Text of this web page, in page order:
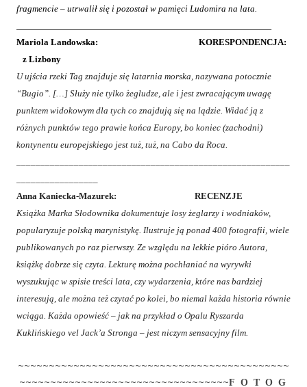
fragmencie – utrwalił się i pozostał w pamięci Ludomira na lata.
Mariola Landowska: KORESPONDENCJA:
z Lizbony
U ujścia rzeki Tag znajduje się latarnia morska, nazywana potocznie
“Bugio”. […] Służy nie tylko żegludze, ale i jest zwracającym uwagę
punktem widokowym dla tych co znajdują się na lądzie. Widać ją z
różnych punktów tego prawie końca Europy, bo koniec (zachodni)
kontynentu europejskiego jest tuż, tuż, na Cabo da Roca.
Anna Kaniecka-Mazurek: RECENZJE
Książka Marka Słodownika dokumentuje losy żeglarzy i wodniaków,
popularyzuje polską marynistykę. Ilustruje ją ponad 400 fotografii, wiele
publikowanych po raz pierwszy. Ze względu na lekkie pióro Autora,
książkę dobrze się czyta. Lekturę można pochłaniać na wyrywki
wyszukując w spisie treści lata, czy wydarzenia, które nas bardziej
interesują, ale można też czytać po kolei, bo niemal każda historia równie
wciąga. Każda opowieść – jak na przykład o Opalu Ryszarda
Kuklińskiego vel Jack’a Stronga – jest niczym sensacyjny film.
~~~~~~~~~~~~~~~~~~~~~~~~~~~~~~~~~~~~~~~~~~~~
~~~~~~~~~~~~~~~~~~~~~~~~~~~~~~~~~~F O T O G